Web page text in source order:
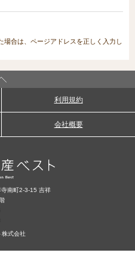
場合は、ページアドレスを正しく入力し
利用規約
会社概要
南町2-3-15 吉祥
株式会社